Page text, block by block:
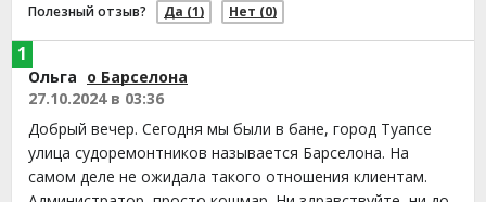
Полезный отзыв? Да (1) Нет (0)
Ольга о Барселона
27.10.2024 в 03:36
Добрый вечер. Сегодня мы были в бане, город Туапсе
улица судоремонтников называется Барселона. На
самом деле не ожидала такого отношения клиентам.
1